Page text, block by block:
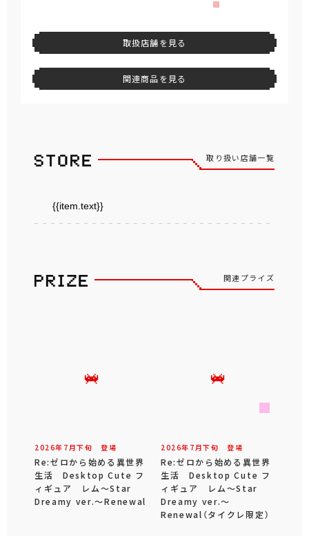
取扱店舗を見る
関連商品を見る
取り扱い店舗一覧
{{item.text}}
関連プライズ
2026年 7 月下旬 登場
Re:ゼロから始める異世界
生活 Desktop Cute フ
ィギュア レム～Star
Dreamy ver.～Renewal
2026年 7 月下旬 登場
Re:ゼロから始める異世界
生活 Desktop Cute フ
ィギュア レム～Star
Dreamy ver.～
Renewal（タイクレ限定）